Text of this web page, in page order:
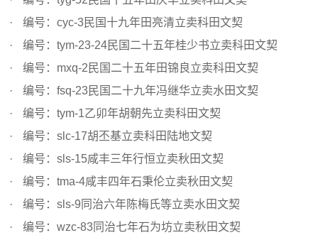
编号：cyc-3民国十九年田亮清立卖科田文契
编号：tym-23-24民国二十五年桂少书立卖科田文契
编号：mxq-2民国二十五年田锦良立卖科田文契
编号：fsq-23民国二十九年冯继华立卖水田文契
编号：tym-1乙卯年胡朝先立卖科田文契
编号：slc-17胡丕基立卖科田陆地文契
编号：sls-15咸丰三年行恒立卖秋田文契
编号：tma-4咸丰四年石秉伦立卖秋田文契
编号：sls-9同治六年陈梅氏等立卖水田文契
编号：wzc-83同治七年石为坊立卖秋田文契